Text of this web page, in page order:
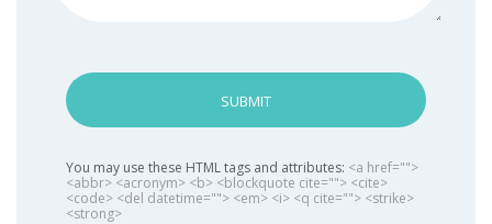
SUBMIT
You may use these HTML tags and attributes: <a href="">
<abbr> <acronym> <b> <blockquote cite=""> <cite>
<code> <del datetime=""> <em> <i> <q cite=""> <strike>
<strong>